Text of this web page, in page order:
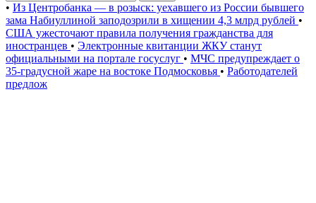
• Из Центробанка — в розыск: уехавшего из России бывшего
зама Набиуллиной заподозрили в хищении 4,3 млрд рублей •
США ужесточают правила получения гражданства для
иностранцев • Электронные квитанции ЖКУ станут
официальными на портале госуслуг • МЧС предупреждает о
35-градусной жаре на востоке Подмосковья • Работодателей
предлож